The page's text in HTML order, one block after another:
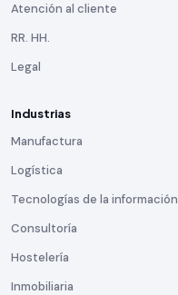
Atención al cliente
RR. HH.
Legal
Industrias
Manufactura
Logística
Tecnologías de la información
Consultoría
Hostelería
Inmobiliaria